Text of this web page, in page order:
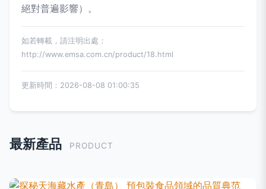
絕對普遍影響）。
如若轉載，請注明出處：
http://www.emsa.com.cn/product/18.html
更新時間：2026-08-08 01:00:35
最新產品 PRODUCT